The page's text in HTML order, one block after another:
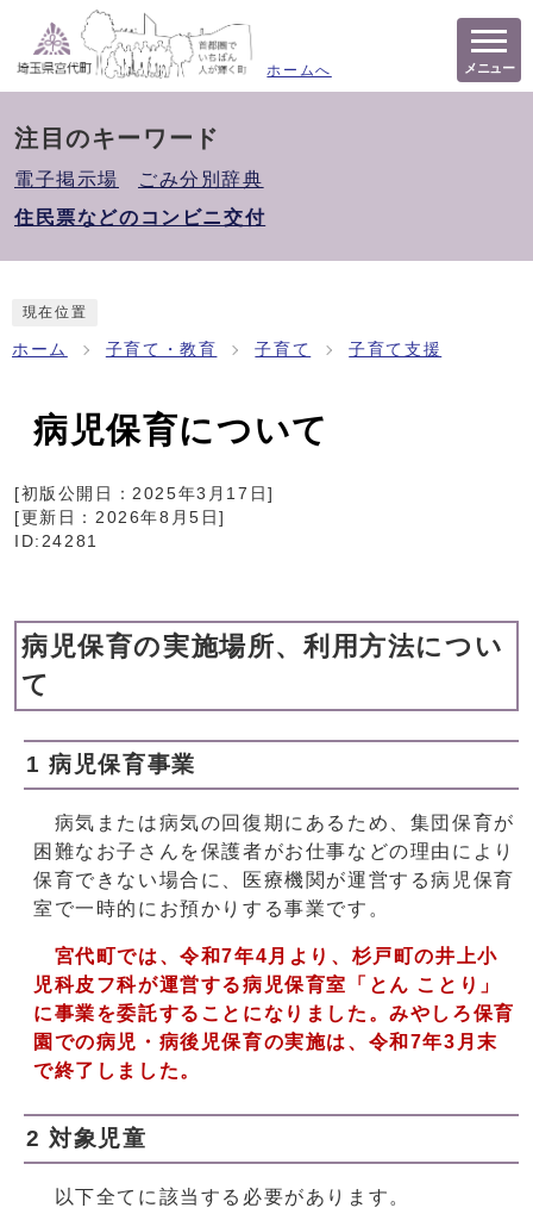
ホームへ メニュー
注目のキーワード
電子掲示場
ごみ分別辞典
住民票などのコンビニ交付
現在位置
ホーム 子育て・教育 子育て 子育て支援
病児保育について
[初版公開日：2025年3月17日]
[更新日： 2026年8月5日]
ID:24281
病児保育の実施場所、利用方法につい
て
1 病児保育事業
病気または病気の回復期にあるため、集団保育が
困難なお子さんを保護者がお仕事などの理由により
保育できない場合に、医療機関が運営する病児保育
室で一時的にお預かりする事業です。
宮代町では、令和7年4月より、杉戸町の井上小
児科皮フ科が運営する病児保育室「とん ことり」
に事業を委託することになりました。みやしろ保育
園での病児・病後児保育の実施は、令和7年3月末
で終了しました。
2 対象児童
以下全てに該当する必要があります。